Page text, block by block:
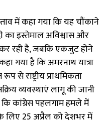
में कहा गया कि यह चौंकाने
का इस्तेमाल अविश्वास और
रही है, जबकि एकजुट होने
गया है कि अमरनाथ यात्रा
से राष्ट्रीय प्राथमिकता
व्यवस्थाएं लागू की जानी
कांग्रेस पहलगाम हमले में
लिए 25 अप्रैल को देशभर में